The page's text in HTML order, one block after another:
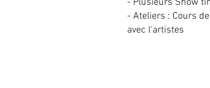
- Plusieurs Show
- Ateliers : Cours
avec l'artistes